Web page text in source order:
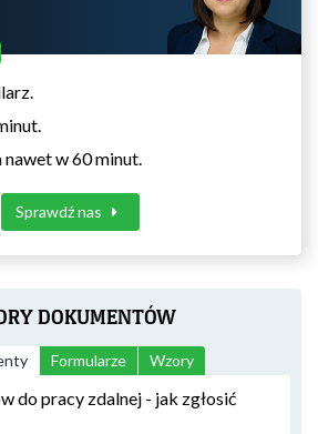
w 60 minut.
Sprawdź nas
DOKUMENTÓW
Formularze Wzory
do pracy zdalnej - jak zgłosić